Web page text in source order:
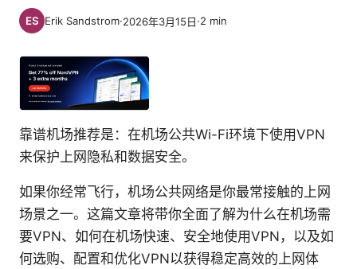
Erik Sandstrom·2026年3月15日·2 min
靠谱机场推荐是：在机场公共Wi-Fi环境下使用VPN
来保护上网隐私和数据安全。
如果你经常飞行，机场公共网络是你最常接触的上网
场景之一。这篇文章将带你全面了解为什么在机场需
要VPN、如何在机场快速、安全地使用VPN，以及如
何选购、配置和优化VPN以获得稳定高效的上网体